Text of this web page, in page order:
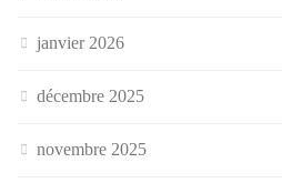
janvier 2026
décembre 2025
novembre 2025